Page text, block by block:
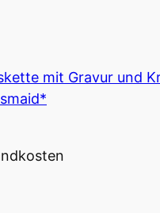
mit Gravur und